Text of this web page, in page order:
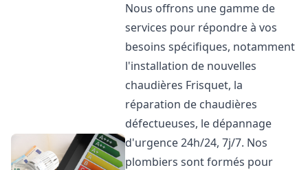
Nous offrons une gamme de
services pour répondre à vos
besoins spécifiques, notamment
l'installation de nouvelles
chaudières Frisquet, la
réparation de chaudières
défectueuses, le dépannage
d'urgence 24h/24, 7j/7. Nos
plombiers sont formés pour